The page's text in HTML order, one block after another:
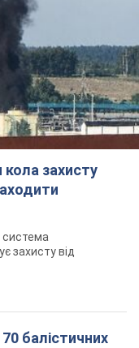
кола захисту
система
захисту від
балістичних